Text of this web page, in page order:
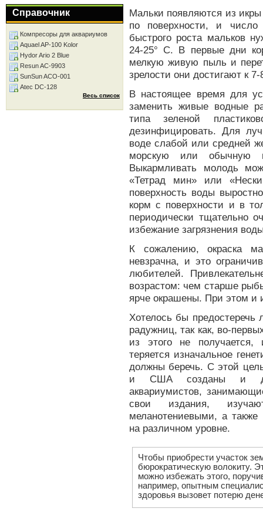
Мальки появляются из
по поверхности, и
быстрого роста мальков
24-25° С. В первые дни
мелкую живую пыль и
зрелости они достигают к
В настоящее время для
заменить живые водные
типа зеленой
дезинфицировать. Для
воде слабой или средней
морскую или обычную
Выкармливать молодь
«Тетрад мин» или
поверхность воды
корм с поверхности и в
периодически тщательно
избежание загрязнения
К сожалению, окраска
невзрачна, и это
любителей.
возрастом: чем старше
ярче окрашены. При этом и
Хотелось бы предостеречь
радужниц, так как, во-
из этого не получается,
теряется изначальное
должны беречь. С этой
и США созданы и
аквариумистов,
свои издания,
меланотениевыми, а
на различном уровне.
Чтобы приобрести участок
бюрократическую волокиту.
можно избежать этого,
например, опытным
здоровья вызовет потерю
Справочник
Компресоры для аквариумов
Aquael AP-100 Kolor
Hydor Ario 2 Blue
Resun AC-9903
SunSun ACO-001
Atec DC-128
Весь список